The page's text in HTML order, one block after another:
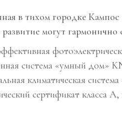
в тихом городке
могут гармонично
система «умный дом»
климатическая
сертификат класса